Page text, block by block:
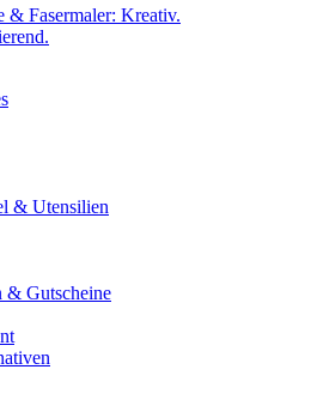
Fasermaler: Kreativ.
& Utensilien
& Gutscheine